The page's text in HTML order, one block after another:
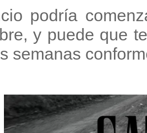
podría
y puede que
semanas